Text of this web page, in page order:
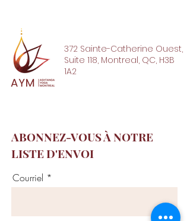
372 Sainte-Catherine Ouest,
Suite 118, Montreal, QC, H3B
1A2
ABONNEZ-VOUS À NOTRE
LISTE D'ENVOI
Courriel